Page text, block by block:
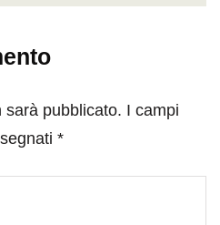
sarà pubblicato. I campi
*